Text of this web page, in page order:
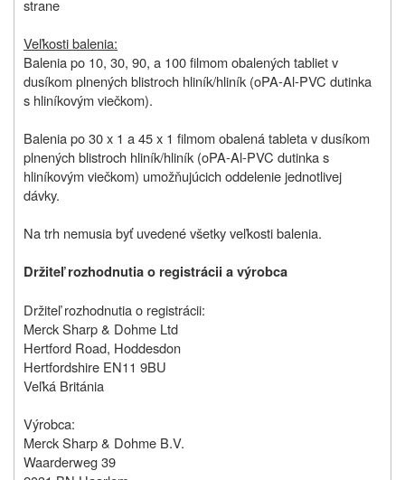
strane
Veľkosti balenia:
Balenia po 10, 30, 90, a 100 filmom obalených tabliet v
dusíkom plnených blistroch hliník/hliník (oPA-Al-PVC dutinka
s hliníkovým viečkom).
Balenia po 30 x 1 a 45 x 1 filmom obalená tableta v dusíkom
plnených blistroch hliník/hliník (oPA-Al-PVC dutinka s
hliníkovým viečkom) umožňujúcich oddelenie jednotlivej
dávky.
Na trh nemusia byť uvedené všetky veľkosti balenia.
Držiteľ rozhodnutia o registrácii a výrobca
Držiteľ rozhodnutia o registrácii:
Merck Sharp & Dohme Ltd
Hertford Road, Hoddesdon
Hertfordshire EN11 9BU
Veľká Británia
Výrobca:
Merck Sharp & Dohme B.V.
Waarderweg 39